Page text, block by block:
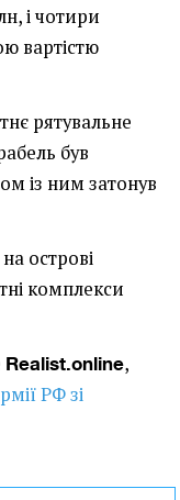
і чотири
вартістю
рятувальне
був
із ним затонув
острові
комплекси
Realist.online,
РФ зі